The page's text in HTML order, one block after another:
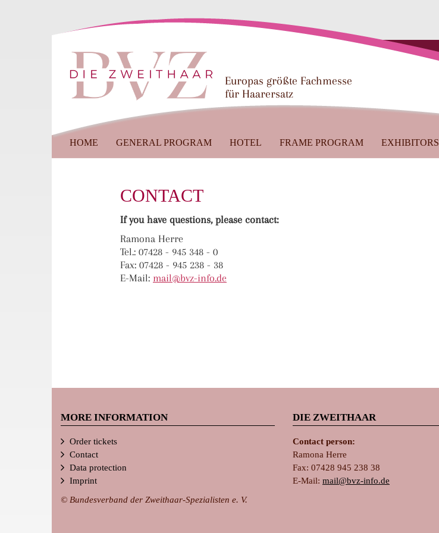
Europas größte Fachmesse
für Haarersatz
HOME GENERAL PROGRAM HOTEL FRAME PROGRAM EXHIBITORS
CONTACT
If you have questions, please contact:
Ramona Herre
Tel.: 07428 - 945 348 - 0
Fax: 07428 - 945 238 - 38
E-Mail: mail@bvz-info.de
MORE INFORMATION
Order tickets
Contact
Data protection
Imprint
© Bundesverband der Zweithaar-Spezialisten e. V.
DIE ZWEITHAAR
Contact person:
Ramona Herre
Fax: 07428 945 238 38
E-Mail: mail@bvz-info.de